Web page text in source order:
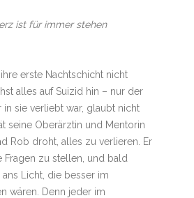
ist für immer stehen
erste Nachtschicht nicht
alles auf Suizid hin – nur der
sie verliebt war, glaubt nicht
seine Oberärztin und Mentorin
Rob droht, alles zu verlieren. Er
Fragen zu stellen, und bald
Licht, die besser im
wären. Denn jeder im